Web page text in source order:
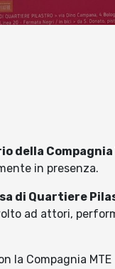
della
in presenza.
di Quartiere
ad attori,
la Compagnia MTE